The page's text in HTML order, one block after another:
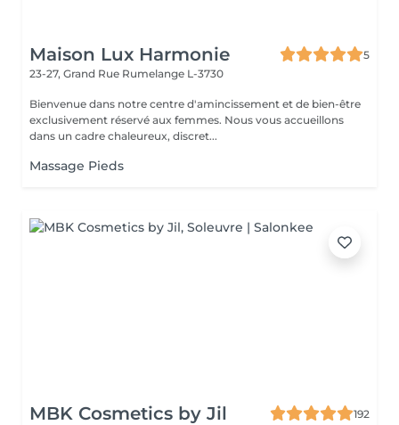
Maison Lux Harmonie
5
23-27, Grand Rue Rumelange L-3730
Bienvenue dans notre centre d'amincissement et de bien-être
exclusivement réservé aux femmes. Nous vous accueillons
dans un cadre chaleureux, discret...
Massage Pieds
MBK Cosmetics by Jil
192